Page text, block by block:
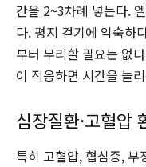
간을 2~3차례 넣는다.
다. 평지 걷기에 익숙하
부터 무리할 필요는 없
이 적응하면 시간을 늘
심장질환·고혈압
특히 고혈압, 협심증, 부